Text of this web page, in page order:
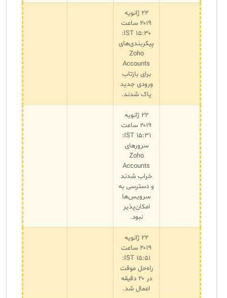
۲۲ ژانویه
۲۰۱۹ ساعت
۱۵:۳۰ IST:
پیکربندی‌های
Zoho
Accounts
برای بازتاب
ورودی جدید
پاک شدند.
۲۲ ژانویه
۲۰۱۹ ساعت
۱۵:۳۱ IST:
سرورهای
Zoho
Accounts
خراب شدند
و دسترسی به
سرویس‌ها
امکان‌پذیر
نبود.
۲۲ ژانویه
۲۰۱۹ ساعت
۱۵:۵۱ IST:
راه‌حل موقت
در ۲۰ دقیقه
اعمال شد.